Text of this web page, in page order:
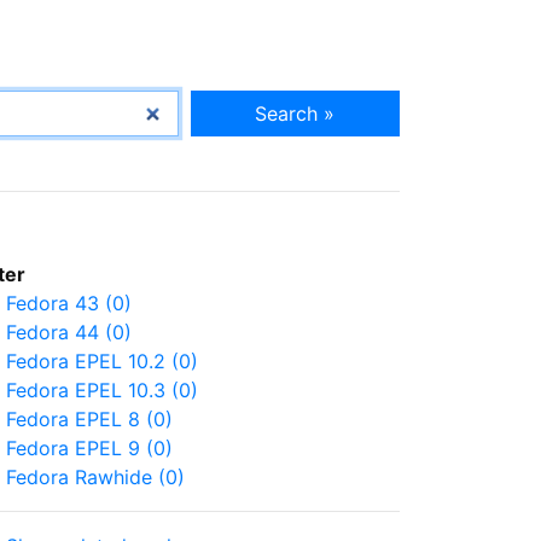
Search »
Fedora 43 (0)
Fedora 44 (0)
Fedora EPEL 10.2 (0)
Fedora EPEL 10.3 (0)
Fedora EPEL 8 (0)
Fedora EPEL 9 (0)
Fedora Rawhide (0)